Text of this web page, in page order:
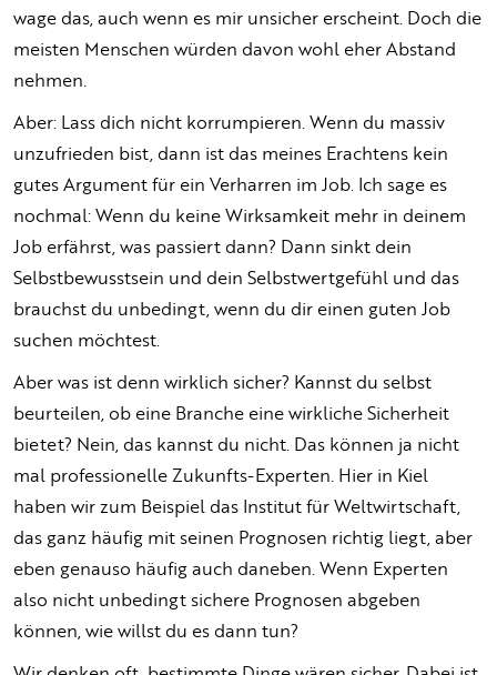
wage das, auch wenn es mir unsicher erscheint. Doch die
meisten Menschen würden davon wohl eher Abstand
nehmen.
Aber: Lass dich nicht korrumpieren. Wenn du massiv
unzufrieden bist, dann ist das meines Erachtens kein
gutes Argument für ein Verharren im Job. Ich sage es
nochmal: Wenn du keine Wirksamkeit mehr in deinem
Job erfährst, was passiert dann? Dann sinkt dein
Selbstbewusstsein und dein Selbstwertgefühl und das
brauchst du unbedingt, wenn du dir einen guten Job
suchen möchtest.
Aber was ist denn wirklich sicher? Kannst du selbst
beurteilen, ob eine Branche eine wirkliche Sicherheit
bietet? Nein, das kannst du nicht. Das können ja nicht
mal professionelle Zukunfts-Experten. Hier in Kiel
haben wir zum Beispiel das Institut für Weltwirtschaft,
das ganz häufig mit seinen Prognosen richtig liegt, aber
eben genauso häufig auch daneben. Wenn Experten
also nicht unbedingt sichere Prognosen abgeben
können, wie willst du es dann tun?